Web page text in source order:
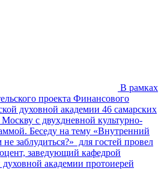
В рамках
проекта Финансового
духовной академии 46 самарских
с двухдневной культурно-
Беседу на тему «Внутренний
заблудиться?» для гостей провел
заведующий кафедрой
академии протоиерей